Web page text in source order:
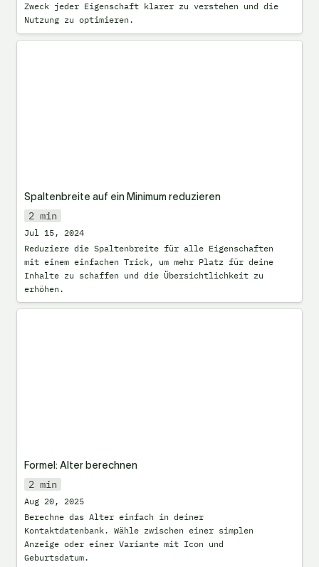
Zweck jeder Eigenschaft klarer zu verstehen und die
Nutzung zu optimieren.
Spaltenbreite auf ein Minimum reduzieren
2 min
Jul 15, 2024
Reduziere die Spaltenbreite für alle Eigenschaften
mit einem einfachen Trick, um mehr Platz für deine
Inhalte zu schaffen und die Übersichtlichkeit zu
erhöhen.
Formel: Alter berechnen
2 min
Aug 20, 2025
Berechne das Alter einfach in deiner
Kontaktdatenbank. Wähle zwischen einer simplen
Anzeige oder einer Variante mit Icon und
Geburtsdatum.